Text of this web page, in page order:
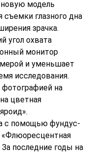
модель
глазного дна
зрачка.
угол охвата
монитор
и уменьшает
исследования.
на
цветная
с помощью фундус-
За последние годы на